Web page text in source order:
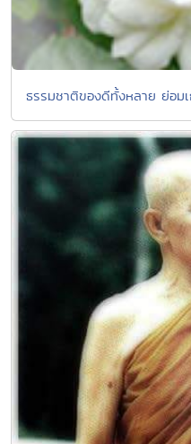
ธรรมชาติของดีทั้งหลาย ย่อม